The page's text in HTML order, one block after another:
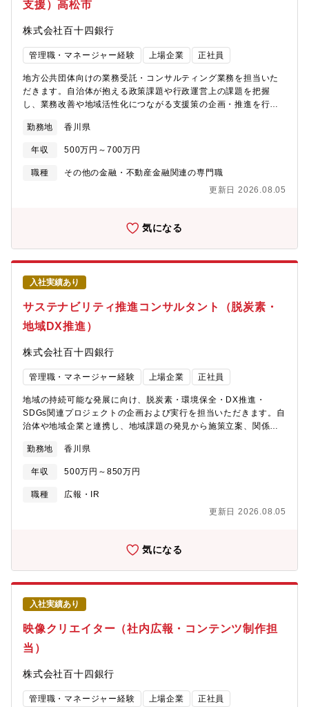
興、商社⇒地場産業振興、広告代理店⇒地域プロモーション、不
ラ・産業支援 など多様な専門性を活かせるポジションです。
★「営業」ではなく企画・プロデュース型の仕事となります。既
存商品の販売ではなく、地域や自治体の課題を把握し、新たな施
支援）高松市
株式会社百十四銀行
管理職・マネージャー経験 上場企業 正社員
地方公共団体向けの業務受託・コンサルティング業務を担当いた
だきます。自治体が抱える政策課題や行政運営上の課題を把握
し、業務改善や地域活性化につながる支援策の企画・推進を行う
体との業務受託に関する企画・推進■行政課題の把握・分析■政策
実現に向けた支援策の検討【公共分野におけるソリューション企
画】■自治体業務の効率化・高度化支援■業務改善提案■関係部署・
外部機関との調整【地域創生プロジェクト推進】■自治体との連携
ナーとして、地域社会の発展を支える公共領域専門ポジションで
勤務地 香川県
年収 500万円～700万円
職種
その他の金融・不動産金融関連の専門職
更新日 2026.08.05
気になる
入社実績あり
サステナビリティ推進コンサルタント（脱炭素・
地域DX推進）
株式会社百十四銀行
管理職・マネージャー経験 上場企業 正社員
地域の持続可能な発展に向け、脱炭素・環境保全・DX推進・
SDGs関連プロジェクトの企画および実行を担当いただきます。自
治体や地域企業と連携し、地域課題の発見から施策立案、関係者
的に、【サステナビリティ施策の企画・推進】■脱炭素推進に向け
た施策立案■SDGs関連プロジェクトの企画・実行■環境保全活動
の計画策定・推進【自治体・企業との連携】■地域企業や自治体と
の協働プロジェクト推進■関係者との調整・ネットワーク構築■地
る地域課題解決施策の企画■DX推進プロジェクトの運営※地域社
ションです。ーーーーーーーーーーーーーーーーー【魅力】
★ESG・GX領域の専門性を実務で高められます。脱炭素やSDGs
に関する施策立案から実行まで携わることで、今後さらに重要性
が高まるサステナビリティ領域の専門性を磨くことができます。
★多様なステークホルダーを巻き込む社会課題解決型の仕事で
す。自治体、企業、地域住民など、多様な関係者と連携しながら
プロジェクトを推進します。一社単独では解決できない地域課題
に対して、ネットワークを活用して取り組むことができます。★
地方銀行だからこそ実現できる地域インパクト！地域企業や自治
域全体の変革につながる施策を推進できます。★未経験からでも
社会課題領域へ挑戦できます。環境・地域創生・DXなど社会課題
解決への関心を持ち、企画力やコミュニケーション力を活かして
勤務地 香川県
年収 500万円～850万円
職種
広報・IR
更新日 2026.08.05
気になる
入社実績あり
映像クリエイター（社内広報・コンテンツ制作担
当）
株式会社百十四銀行
管理職・マネージャー経験 上場企業 正社員